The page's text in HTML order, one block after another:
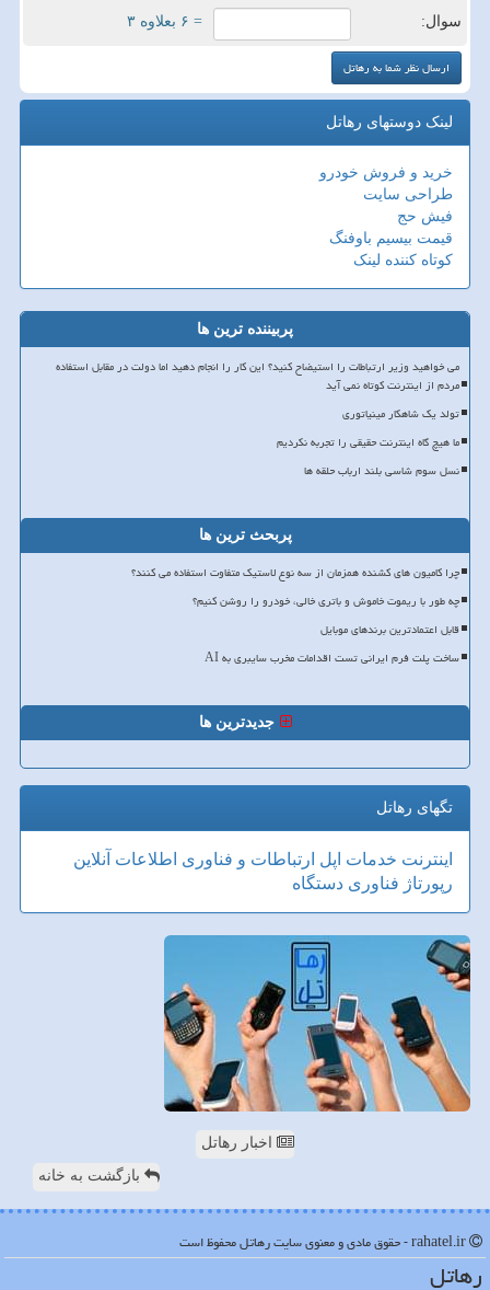
سوال: = ۶ بعلاوه ۳
لینک دوستهای رهاتل
خرید و فروش خودرو
طراحی سایت
فیش حج
قیمت بیسیم باوفنگ
کوتاه کننده لینک
پربیننده ترین ها
می خواهید وزیر ارتباطات را استیضاح کنید؟ این کار را انجام دهید اما دولت در مقابل استفاده
مردم از اینترنت کوتاه نمی آید
تولد یک شاهکار مینیاتوری
ما هیچ گاه اینترنت حقیقی را تجربه نکردیم
نسل سوم شاسی بلند ارباب حلقه ها
پربحث ترین ها
چرا کامیون های کشنده همزمان از سه نوع لاستیک متفاوت استفاده می کنند؟
چه طور با ریموت خاموش و باتری خالی، خودرو را روشن کنیم؟
قابل اعتمادترین برندهای موبایل
ساخت پلت فرم ایرانی تست اقدامات مخرب سایبری به AI
جدیدترین ها
تگهای رهاتل
اینترنت خدمات اپل ارتباطات و فناوری اطلاعات آنلاین
رپورتاژ فناوری دستگاه
اخبار رهاتل
بازگشت به خانه
رهاتل